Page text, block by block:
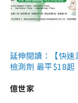
延伸閱讀：【快
檢測劑 最平$18
億世家